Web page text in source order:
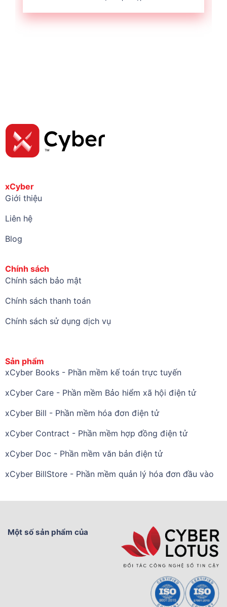
xCyber
Giới thiệu
Liên hệ
Blog
Chính sách
Chính sách bảo mật
Chính sách thanh toán
Chính sách sử dụng dịch vụ
Sản phẩm
xCyber Books - Phần mềm kế toán trực tuyến
xCyber Care - Phần mềm Bảo hiểm xã hội điện tử
xCyber Bill - Phần mềm hóa đơn điện tử
xCyber Contract - Phần mềm hợp đồng điện tử
xCyber Doc - Phần mềm văn bản điện tử
xCyber BillStore - Phần mềm quản lý hóa đơn đầu vào
Một số sản phẩm của